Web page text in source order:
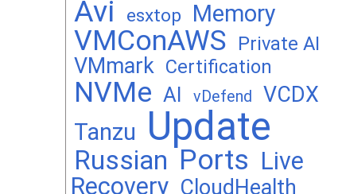
Avi
esxtop Memory
VMConAWS Private AI
VMmark Certification
NVMe AI vDefend VCDX
Tanzu Update
Russian Ports Live
Recovery CloudHealth